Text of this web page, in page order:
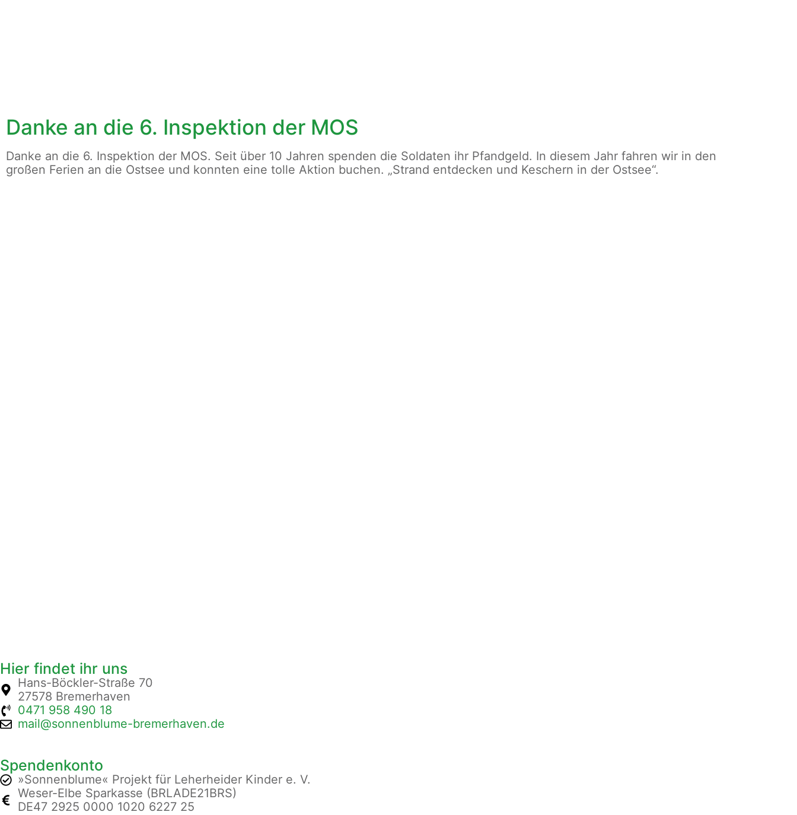
Herzlich willkommen
Danke an die 6. Inspektion der MOS
Danke an die 6. Inspektion der MOS. Seit über 10 Jahren spenden die Soldaten ihr Pfandgeld. In diesem Jahr fahren wir in den
großen Ferien an die Ostsee und konnten eine tolle Aktion buchen. „Strand entdecken und Keschern in der Ostsee“.
Hier findet ihr uns
Hans-Böckler-Straße 70
27578 Bremerhaven
0471 958 490 18
mail@sonnenblume-bremerhaven.de
Spendenkonto
»Sonnenblume« Projekt für Leherheider Kinder e. V.
Weser-Elbe Sparkasse (BRLADE21BRS)
DE47 2925 0000 1020 6227 25